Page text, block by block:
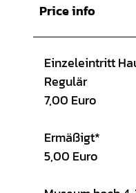
Price info
Einzeleintritt
Regulär
7,00 Euro
Ermäßigt*
5,00 Euro